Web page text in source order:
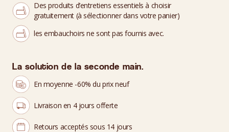
Des produits d’entretiens essentiels à choisir
gratuitement (à sélectionner dans votre panier)
les embauchoirs ne sont pas fournis avec.
La solution de la seconde main.
En moyenne -60% du prix neuf
Livraison en 4 jours offerte
Retours acceptés sous 14 jours